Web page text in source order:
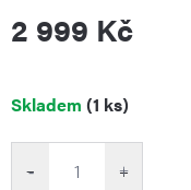
2 999 Kč
Měrná
Skladem (1 ks)
+
−